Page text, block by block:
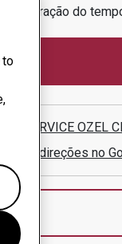
do
ABRASERVICE OZEL
Mostrar direções no
to